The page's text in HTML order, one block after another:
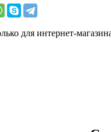
для интернет-